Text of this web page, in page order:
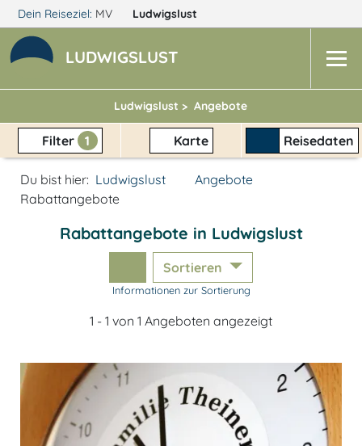
Dein Reiseziel: MV Ludwigslust
LUDWIGSLUST
Ludwigslust > Angebote
Filter 1 Karte Reisedaten
Du bist hier: Ludwigslust
Angebote
Rabattangebote
Rabattangebote in Ludwigslust
Sortieren
Informationen zur Sortierung
1 - 1 von 1 Angeboten angezeigt